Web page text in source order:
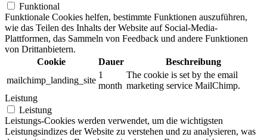
Funktional
Funktionale Cookies helfen, bestimmte Funktionen auszuführen,
wie das Teilen des Inhalts der Website auf Social-Media-
Plattformen, das Sammeln von Feedback und andere Funktionen
von Drittanbietern.
Cookie
Dauer
Beschreibung
mailchimp_landing_site
1
month
The cookie is set by the email
marketing service MailChimp.
Leistung
Leistung
Leistungs-Cookies werden verwendet, um die wichtigsten
Leistungsindizes der Website zu verstehen und zu analysieren, was